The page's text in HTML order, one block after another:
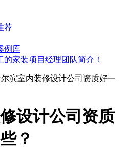
荐
例库
家装项目经理团队简介！
尔滨室内装修设计公司资质好一
设计公司资质
？